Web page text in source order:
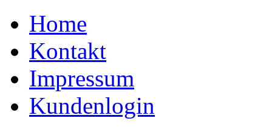
Home
Kontakt
Impressum
Kundenlogin